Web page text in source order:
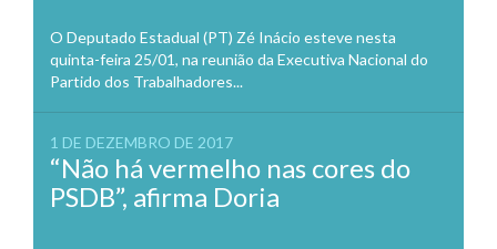
O Deputado Estadual (PT) Zé Inácio esteve nesta
quinta-feira 25/01, na reunião da Executiva Nacional do
Partido dos Trabalhadores...
1 DE DEZEMBRO DE 2017
“Não há vermelho nas cores do
PSDB”, afirma Doria